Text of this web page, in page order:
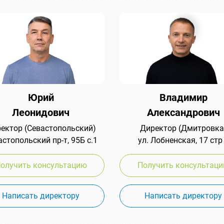
Юрий
Леонидович
(Севастопольский)
пр-т, 95Б с.1
консультацию
Написать директору
Владимир
Александрович
Директор
ул. Лобненская, 17 стр
Получить
Написать директору